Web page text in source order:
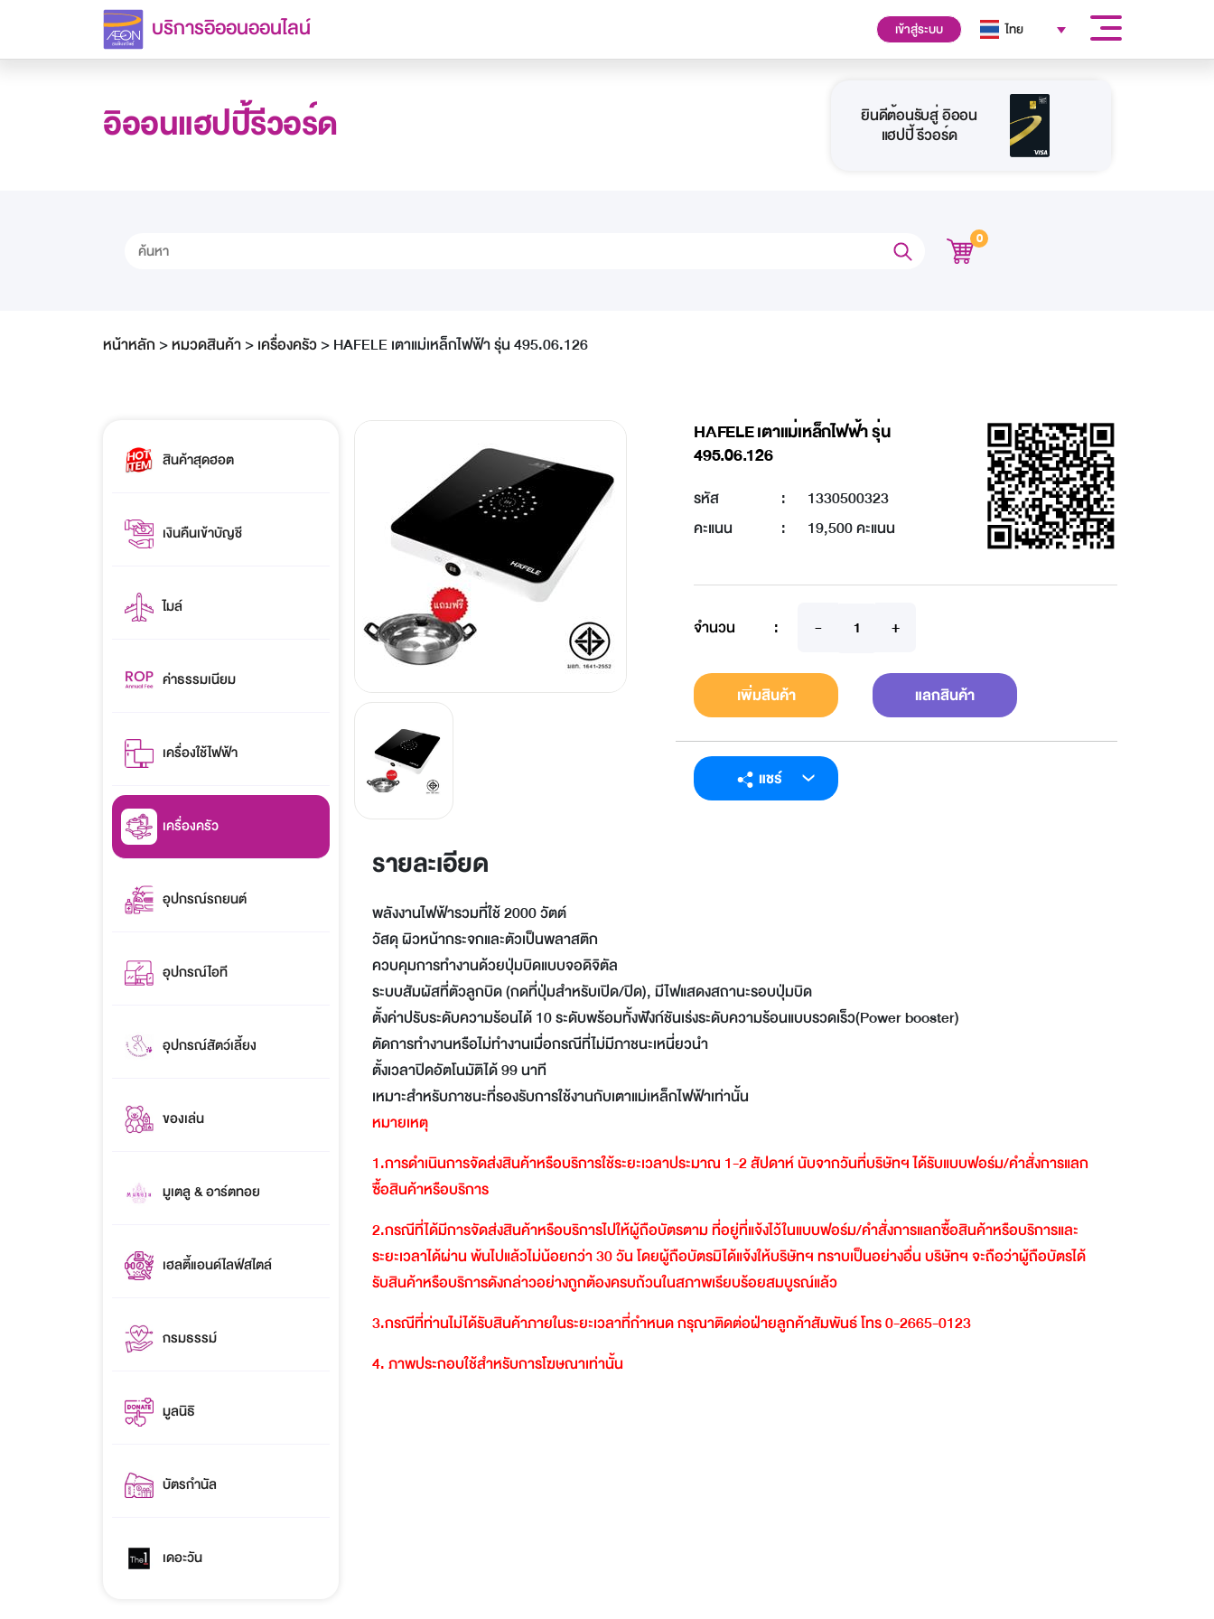
บริการอิออนออนไลน์ เข้าสู่ระบบ ไทย
อิออนแฮปปี้รีวอร์ด ยินดีต้อนรับสู่ อิออน
แฮปปี้ รีวอร์ด
0
หน้าหลัก >หมวดสินค้า>เครื่องครัว>HAFELE เตาแม่เหล็กไฟฟ้า รุ่น 495.06.126
สินค้าสุดฮอต
เงินคืนเข้าบัญชี
ไมล์
ค่าธรรมเนียม
เครื่องใช้ไฟฟ้า
เครื่องครัว
อุปกรณ์รถยนต์
อุปกรณ์ไอที
อุปกรณ์สัตว์เลี้ยง
ของเล่น
มูเตลู & อาร์ตทอย
เฮลตี้แอนด์ไลฟ์สไตล์
กรมธรรม์
มูลนิธิ
บัตรกำนัล
เดอะวัน
HAFELE เตาแม่เหล็กไฟฟ้า รุ่น
495.06.126
รหัส :
1330500323
คะแนน
: 19,500 คะแนน
จำนวน :
เพิ่มสินค้า แลกสินค้า
แชร์
รายละเอียด
พลังงานไฟฟ้ารวมที่ใช้ 2000 วัตต์
วัสดุ ผิวหน้ากระจกและตัวเป็นพลาสติก
ควบคุมการทำงานด้วยปุ่มบิดแบบจอดิจิตัล
ระบบสัมผัสที่ตัวลูกบิด (กดที่ปุ่มสำหรับเปิด/ปิด), มีไฟแสดงสถานะรอบปุ่มบิด
ตั้งค่าปรับระดับความร้อนได้ 10 ระดับพร้อมทั้งฟังก์ชันเร่งระดับความร้อนแบบรวดเร็ว(Power booster)
ตัดการทำงานหรือไม่ทำงานเมื่อกรณีที่ไม่มีภาชนะเหนี่ยวนำ
ตั้งเวลาปิดอัตโนมัติได้ 99 นาที
เหมาะสำหรับภาชนะที่รองรับการใช้งานกับเตาแม่เหล็กไฟฟ้าเท่านั้น
หมายเหตุ
1.การดำเนินการจัดส่งสินค้าหรือบริการใช้ระยะเวลาประมาณ 1-2สัปดาห์นับจากวันที่บริษัทฯได้รับแบบฟอร์ม/คำสั่งการแลก
ซื้อสินค้าหรือบริการ
2.กรณีที่ได้มีการจัดส่งสินค้าหรือบริการไปให้ผู้ถือบัตรตามที่อยู่ที่แจ้งไว้ในแบบฟอร์ม/คำสั่งการแลกซื้อสินค้าหรือบริการและ
ระยะเวลาได้ผ่านพ้นไปแล้วไม่น้อยกว่า30วันโดยผู้ถือบัตรมิได้แจ้งให้บริษัทฯทราบเป็นอย่างอื่นบริษัทฯจะถือว่าผู้ถือบัตรได้
รับสินค้าหรือบริการดังกล่าวอย่างถูกต้องครบถ้วนในสภาพเรียบร้อยสมบูรณ์แล้ว
3.กรณีที่ท่านไม่ได้รับสินค้าภายในระยะเวลาที่กำหนดกรุณาติดต่อฝ่ายลูกค้าสัมพันธ์โทร0-2665-0123
4.ภาพประกอบใช้สำหรับการโฆษณาเท่านั้น